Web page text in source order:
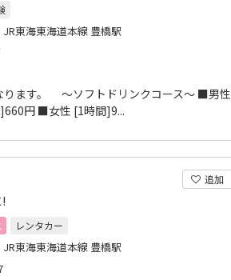
東海東海道本線 豊橋駅
ります。 ～ソフトドリンクコース～ ■男性
円 ■女性 [1時間]9...
追加
レンタカー
東海東海道本線 豊橋駅